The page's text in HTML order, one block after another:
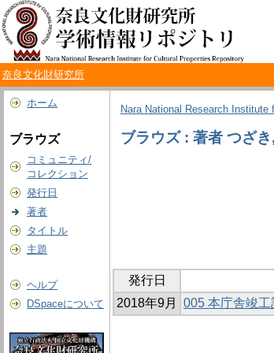
奈良文化財研究所
ホーム
ブラウズ
コミュニティ/
コレクション
発行日
著者
タイトル
主題
ヘルプ
DSpaceについて
Nara National Research
ブラウズ : 著者 つざ
発行日
2018年9月
005 本庁舎竣